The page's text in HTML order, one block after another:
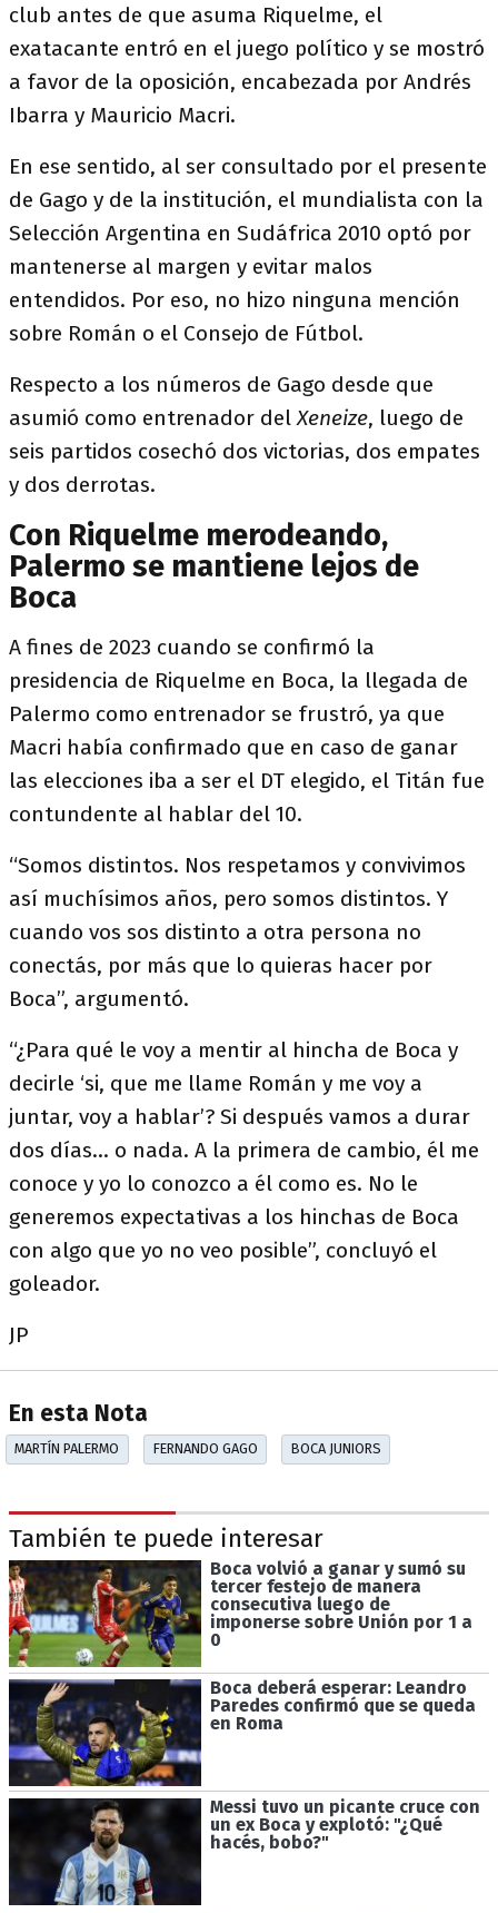
club antes de que asuma Riquelme, el
exatacante entró en el juego político y se mostró
a favor de la oposición, encabezada por Andrés
Ibarra y Mauricio Macri.
En ese sentido, al ser consultado por el presente
de Gago y de la institución, el mundialista con la
Selección Argentina en Sudáfrica 2010 optó por
mantenerse al margen y evitar malos
entendidos. Por eso, no hizo ninguna mención
sobre Román o el Consejo de Fútbol.
Respecto a los números de Gago desde que
asumió como entrenador del Xeneize, luego de
seis partidos cosechó dos victorias, dos empates
y dos derrotas.
Con Riquelme merodeando,
Palermo se mantiene lejos de
Boca
A fines de 2023 cuando se confirmó la
presidencia de Riquelme en Boca, la llegada de
Palermo como entrenador se frustró, ya que
Macri había confirmado que en caso de ganar
las elecciones iba a ser el DT elegido, el Titán fue
contundente al hablar del 10.
“Somos distintos. Nos respetamos y convivimos
así muchísimos años, pero somos distintos. Y
cuando vos sos distinto a otra persona no
conectás, por más que lo quieras hacer por
Boca”, argumentó.
“¿Para qué le voy a mentir al hincha de Boca y
decirle ‘si, que me llame Román y me voy a
juntar, voy a hablar’? Si después vamos a durar
dos días… o nada. A la primera de cambio, él me
conoce y yo lo conozco a él como es. No le
generemos expectativas a los hinchas de Boca
con algo que yo no veo posible”, concluyó el
goleador.
JP
En esta Nota
MARTÍN PALERMO FERNANDO GAGO BOCA JUNIORS
También te puede interesar
Boca volvió a ganar y sumó su
tercer festejo de manera
consecutiva luego de
imponerse sobre Unión por 1 a
0
Boca deberá esperar: Leandro
Paredes confirmó que se queda
en Roma
Messi tuvo un picante cruce con
un ex Boca y explotó: "¿Qué
hacés, bobo?"